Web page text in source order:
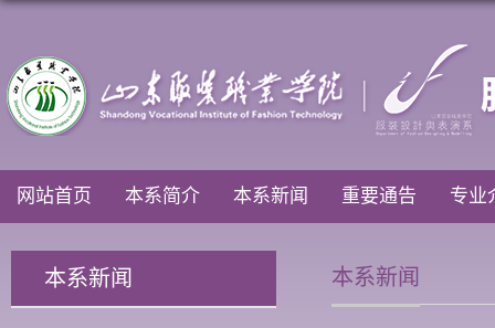
网站首页 本系简介 本系新闻 重要通告 专业
本系新闻 本系新闻